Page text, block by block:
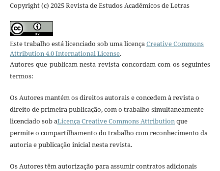
Copyright (c) 2025 Revista de Estudos Acadêmicos de Letras
Este trabalho está licenciado sob uma licençaCreative Commons
Attribution 4.0 International License.
Autores que publicam nesta revista concordam com os seguintes
termos:
Os Autores mantém os direitos autorais e concedem à revista o
direito de primeira publicação, com o trabalho simultaneamente
licenciado sob aLicença Creative Commons Attributionque
permite o compartilhamento do trabalho com reconhecimento da
autoria e publicação inicial nesta revista.
Os Autores têm autorização para assumir contratos adicionais